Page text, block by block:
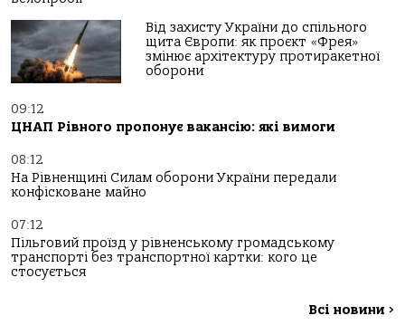
Від захисту України до спільного
щита Європи: як проєкт «Фрея»
змінює архітектуру протиракетної
оборони
09:12
ЦНАП Рівного пропонує вакансію: які вимоги
08:12
На Рівненщині Силам оборони України передали
конфісковане майно
07:12
Пільговий проїзд у рівненському громадському
транспорті без транспортної картки: кого це
стосується
Всі новини >